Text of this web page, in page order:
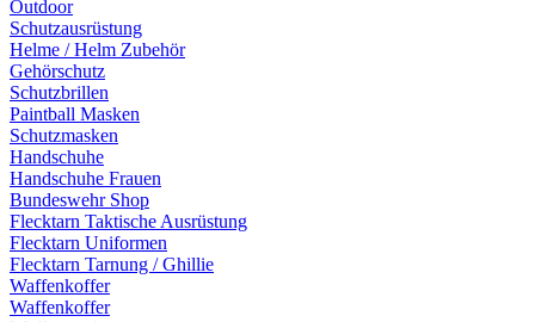
Outdoor
Schutzausrüstung
Helme / Helm Zubehör
Gehörschutz
Schutzbrillen
Paintball Masken
Schutzmasken
Handschuhe
Handschuhe Frauen
Bundeswehr Shop
Flecktarn Taktische Ausrüstung
Flecktarn Uniformen
Flecktarn Tarnung / Ghillie
Waffenkoffer
Waffenkoffer